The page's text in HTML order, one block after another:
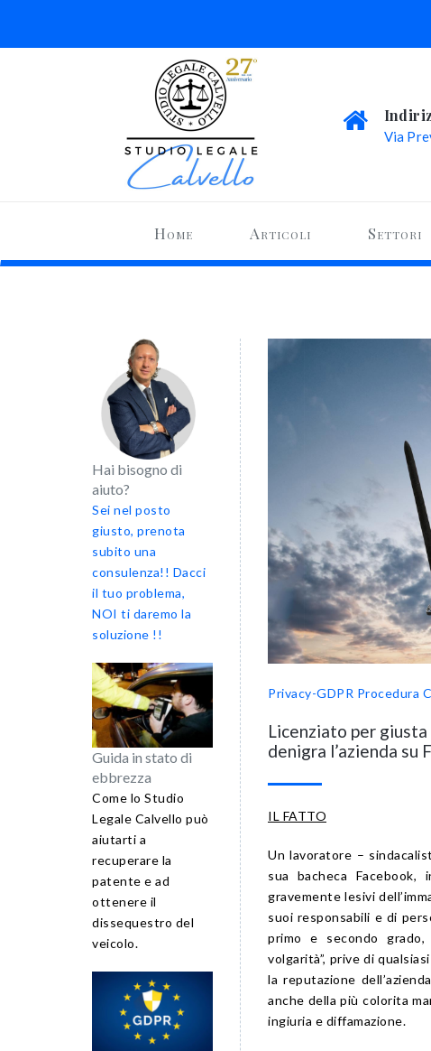
Via
Home Articoli Settori
Hai bisogno di
aiuto?
Sei nel posto
giusto, prenota
subito una
consulenza!! Dacci
il tuo problema,
NOI ti daremo la
soluzione !!
Guida in stato di
ebbrezza
Come lo Studio
Legale Calvello può
aiutarti a
recuperare la
patente e ad
ottenere il
dissequestro del
veicolo.
Privacy-GDPR Procedura
Licenziato per
denigra l’azienda su
IL FATTO
Un lavoratore –
sua bacheca
gravemente lesivi
suoi responsabili e di
primo e secondo
volgarità”, prive di
la reputazione
anche della più colorita
ingiuria e diffamazione.